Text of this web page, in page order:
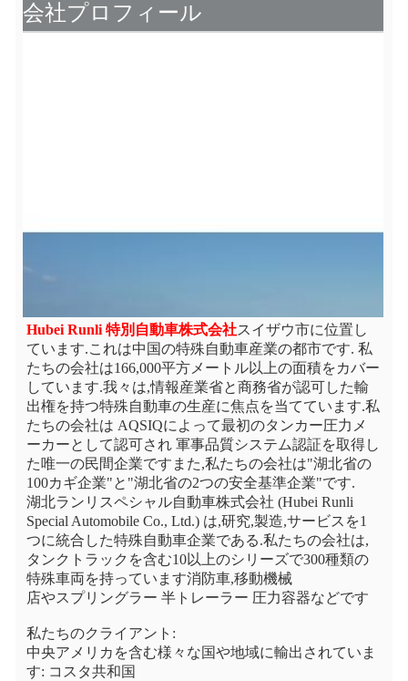
会社プロフィール
Hubei Runli 特別自動車株式会社スイザウ市に位置し
ています.これは中国の特殊自動車産業の都市です. 私
たちの会社は166,000平方メートル以上の面積をカバー
しています.我々は,情報産業省と商務省が認可した輸
出権を持つ特殊自動車の生産に焦点を当てています.私
たちの会社は AQSIQによって最初のタンカー圧力メ
ーカーとして認可され 軍事品質システム認証を取得し
た唯一の民間企業ですまた,私たちの会社は"湖北省の
100カギ企業"と"湖北省の2つの安全基準企業"です.
湖北ランリスペシャル自動車株式会社 (Hubei Runli
Special Automobile Co., Ltd.) は,研究,製造,サービスを1
つに統合した特殊自動車企業である.私たちの会社は,
タンクトラックを含む10以上のシリーズで300種類の
特殊車両を持っています消防車,移動機械
店やスプリングラー 半トレーラー 圧力容器などです
私たちのクライアント:
中央アメリカを含む様々な国や地域に輸出されていま
す: コスタ共和国